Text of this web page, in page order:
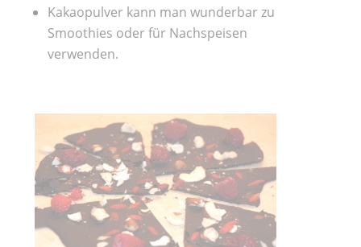
Kakaopulver kann man wunderbar zu
Smoothies oder für Nachspeisen
verwenden.